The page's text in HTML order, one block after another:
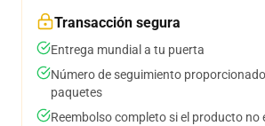
Transacción segura
Entrega mundial a tu puerta
Número de seguimiento
paquetes
Reembolso completo si el producto no